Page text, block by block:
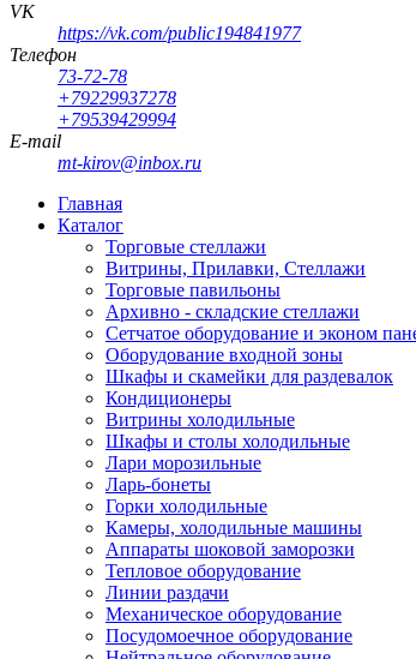
VK
https://vk.com/public194841977
Телефон
73-72-78
+79229937278
+79539429994
E-mail
mt-kirov@inbox.ru
Главная
Каталог
Торговые стеллажи
Витрины, Прилавки, Стеллажи
Торговые павильоны
Архивно - складские стеллажи
Сетчатое оборудование и эконом
Оборудование входной зоны
Шкафы и скамейки для раздевалок
Кондиционеры
Витрины холодильные
Шкафы и столы холодильные
Лари морозильные
Ларь-бонеты
Горки холодильные
Камеры, холодильные машины
Аппараты шоковой заморозки
Тепловое оборудование
Линии раздачи
Механическое оборудование
Посудомоечное оборудование